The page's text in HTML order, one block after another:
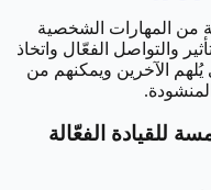
من المهارات الشخصية
والتواصل الفعّال واتخاذ
يُلهم الآخرين ويمكنهم من
للقيادة الفعّالة